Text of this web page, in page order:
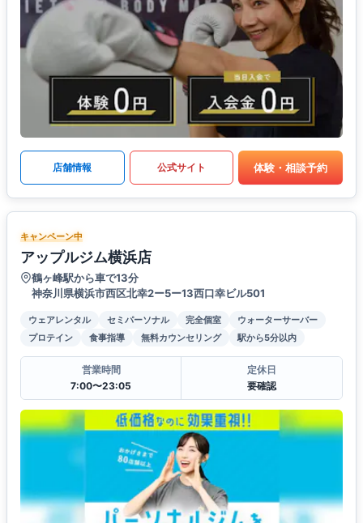
店舗情報 公式サイト 体験・相談予約
キャンペーン中
アップルジム横浜店
鶴ヶ峰駅から車で13分
神奈川県横浜市西区北幸2ー5ー13西口幸ビル501
ウェアレンタル セミパーソナル 完全個室
ウォーターサーバー
プロテイン
食事指導 無料カウンセリング 駅から5分以内
営業時間
7:00〜23:05
定休日
要確認